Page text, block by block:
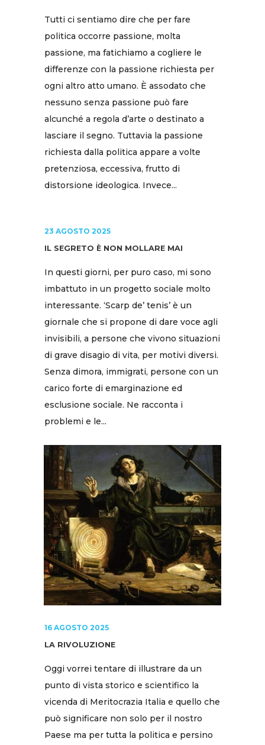
Tutti ci sentiamo dire che per fare
politica occorre passione, molta
passione, ma fatichiamo a cogliere le
differenze con la passione richiesta per
ogni altro atto umano. È assodato che
nessuno senza passione può fare
alcunché a regola d’arte o destinato a
lasciare il segno. Tuttavia la passione
richiesta dalla politica appare a volte
pretenziosa, eccessiva, frutto di
distorsione ideologica. Invece...
23 AGOSTO 2025
IL SEGRETO È NON MOLLARE MAI
In questi giorni, per puro caso, mi sono
imbattuto in un progetto sociale molto
interessante. ‘Scarp de’ tenis’ è un
giornale che si propone di dare voce agli
invisibili, a persone che vivono situazioni
di grave disagio di vita, per motivi diversi.
Senza dimora, immigrati, persone con un
carico forte di emarginazione ed
esclusione sociale. Ne racconta i
problemi e le...
16 AGOSTO 2025
LA RIVOLUZIONE
Oggi vorrei tentare di illustrare da un
punto di vista storico e scientifico la
vicenda di Meritocrazia Italia e quello che
può significare non solo per il nostro
Paese ma per tutta la politica e persino